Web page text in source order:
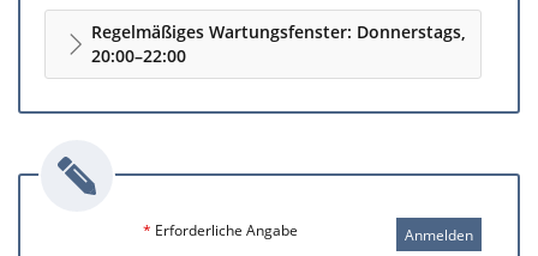
Regelmäßiges Wartungsfenster: Donnerstags,
20:00–22:00
Anmelden
* Erforderliche Angabe